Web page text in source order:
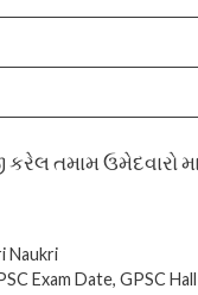
કરેલ તમામ ઉમેદવારો
Naukri
Exam Date,GPSC